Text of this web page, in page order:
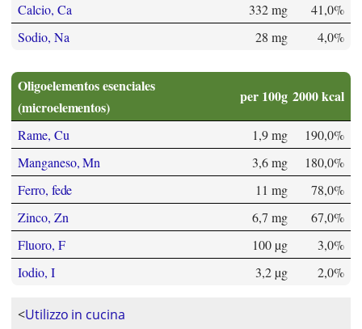
Calcio, Ca
332 mg
41,0%
Sodio, Na
28 mg 4,0%
Oligoelementos esenciales
(microelementos)
per 100g 2000 kcal
Rame, Cu 1,9 mg
190,0%
Manganeso, Mn
3,6 mg
180,0%
Ferro, fede
11 mg
78,0%
Zinco, Zn
6,7 mg
67,0%
Fluoro, F
100 µg
3,0%
Iodio, I
3,2 µg 2,0%
<Utilizzo in cucina